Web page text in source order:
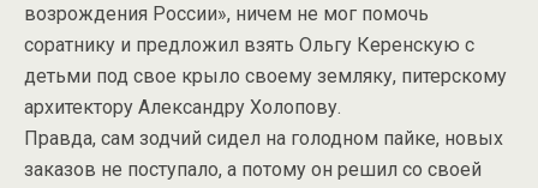
возрождения России», ничем не мог помочь
соратнику и предложил взять Ольгу Керенскую с
детьми под свое крыло своему земляку, питерскому
архитектору Александру Холопову.
Правда, сам зодчий сидел на голодном пайке, новых
заказов не поступало, а потому он решил со своей